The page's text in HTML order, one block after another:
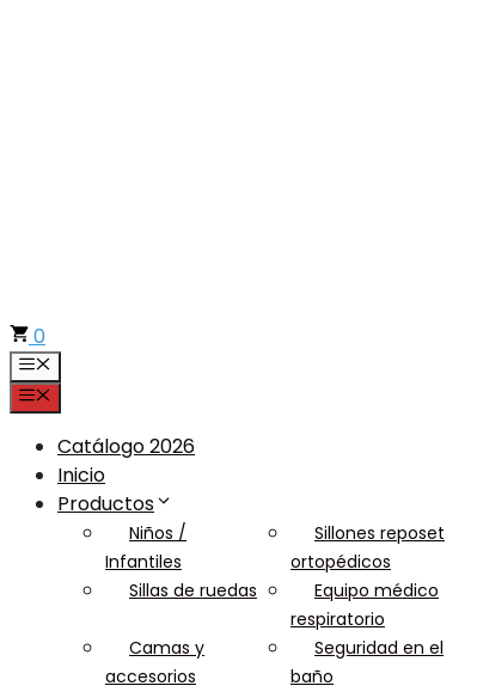
0
Menú
Menú
Catálogo 2026
Inicio
Productos
Niños /
Infantiles
Sillones reposet
ortopédicos
Sillas de ruedas
Equipo médico
respiratorio
Camas y
accesorios
Seguridad en el
baño